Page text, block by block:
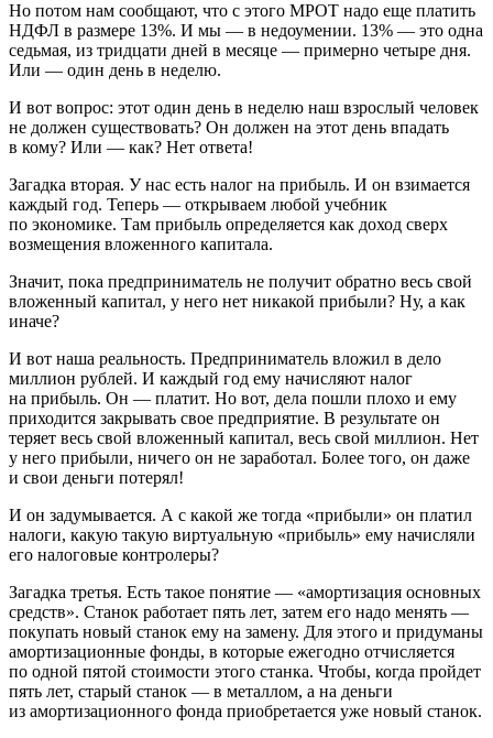
Но потом нам сообщают, что с этого МРОТ надо еще платить
НДФЛ в размере 13%. И мы — в недоумении. 13% — это одна
седьмая, из тридцати дней в месяце — примерно четыре дня.
Или — один день в неделю.
И вот вопрос: этот один день в неделю наш взрослый человек
не должен существовать? Он должен на этот день впадать
в кому? Или — как? Нет ответа!
Загадка вторая. У нас есть налог на прибыль. И он взимается
каждый год. Теперь — открываем любой учебник
по экономике. Там прибыль определяется как доход сверх
возмещения вложенного капитала.
Значит, пока предприниматель не получит обратно весь свой
вложенный капитал, у него нет никакой прибыли? Ну, а как
иначе?
И вот наша реальность. Предприниматель вложил в дело
миллион рублей. И каждый год ему начисляют налог
на прибыль. Он — платит. Но вот, дела пошли плохо и ему
приходится закрывать свое предприятие. В результате он
теряет весь свой вложенный капитал, весь свой миллион. Нет
у него прибыли, ничего он не заработал. Более того, он даже
и свои деньги потерял!
И он задумывается. А с какой же тогда «прибыли» он платил
налоги, какую такую виртуальную «прибыль» ему начисляли
его налоговые контролеры?
Загадка третья. Есть такое понятие — «амортизация основных
средств». Станок работает пять лет, затем его надо менять —
покупать новый станок ему на замену. Для этого и придуманы
амортизационные фонды, в которые ежегодно отчисляется
по одной пятой стоимости этого станка. Чтобы, когда пройдет
пять лет, старый станок — в металлом, а на деньги
из амортизационного фонда приобретается уже новый станок.